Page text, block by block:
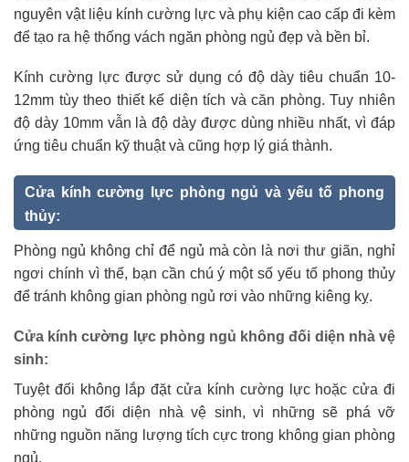
nguyên vật liệu kính cường lực và phụ kiện cao cấp đi kèm
để tạo ra hệ thống vách ngăn phòng ngủ đẹp và bền bỉ.
Kính cường lực được sử dụng có độ dày tiêu chuẩn 10-
12mm tùy theo thiết kế diện tích và căn phòng. Tuy nhiên
độ dày 10mm vẫn là độ dày được dùng nhiều nhất, vì đáp
ứng tiêu chuẩn kỹ thuật và cũng hợp lý giá thành.
Cửa kính cường lực phòng ngủ và yếu tố phong
thủy:
Phòng ngủ không chỉ để ngủ mà còn là nơi thư giãn, nghỉ
ngơi chính vì thế, bạn cần chú ý một số yếu tố phong thủy
để tránh không gian phòng ngủ rơi vào những kiêng kỵ.
Cửa kính cường lực phòng ngủ không đối diện nhà vệ
sinh:
Tuyệt đối không lắp đặt cửa kính cường lực hoặc cửa đi
phòng ngủ đối diện nhà vệ sinh, vì những sẽ phá vỡ
những nguồn năng lượng tích cực trong không gian phòng
ngủ.